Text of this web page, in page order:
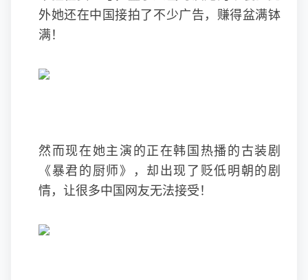
外她还在中国接拍了不少广告，赚得盆满钵
满！
然而现在她主演的正在韩国热播的古装剧
《暴君的厨师》，却出现了贬低明朝的剧
情，让很多中国网友无法接受！